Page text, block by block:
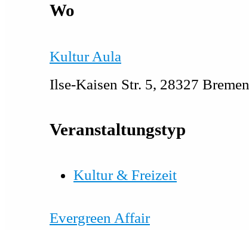
Wo
Kultur Aula
Ilse-Kaisen Str. 5, 28327 Bremen
Veranstaltungstyp
Kultur & Freizeit
Evergreen Affair